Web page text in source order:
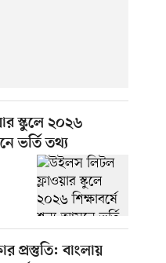
স্কুলে ২০২৬
ভর্তি তথ্য
প্রস্তুতি: বাংলায়